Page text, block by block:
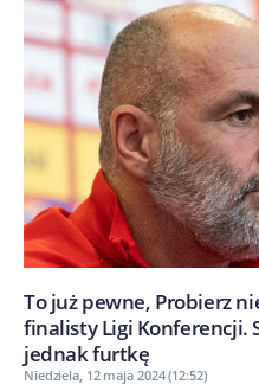
To już pewne, Probierz
finalisty Ligi Konferencji.
jednak furtkę
Niedziela, 12 maja 2024 (12:52)